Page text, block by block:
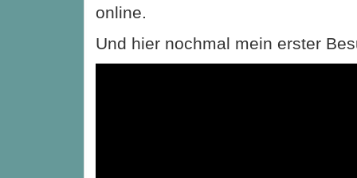
online.
Und hier nochmal mein erster